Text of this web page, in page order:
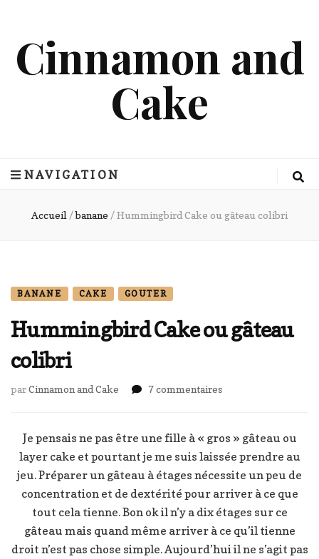
Cinnamon and
Cake
NAVIGATION
Accueil /banane /Hummingbird Cake ou gâteau colibri
BANANE CAKE GOUTER
Hummingbird Cake ou gâteau
colibri
parCinnamon and Cake 7 commentairessur
gâteau
colibri
Je pensais ne pas être une fille à « gros » gâteau ou
layer cake et pourtant je me suis laissée prendre au
jeu. Préparer un gâteau à étages nécessite un peu de
concentration et de dextérité pour arriver à ce que
tout cela tienne. Bon ok il n’y a dix étages sur ce
gâteau mais quand même arriver à ce qu’il tienne
droit n’est pas chose simple. Aujourd’hui il ne s’agit pas